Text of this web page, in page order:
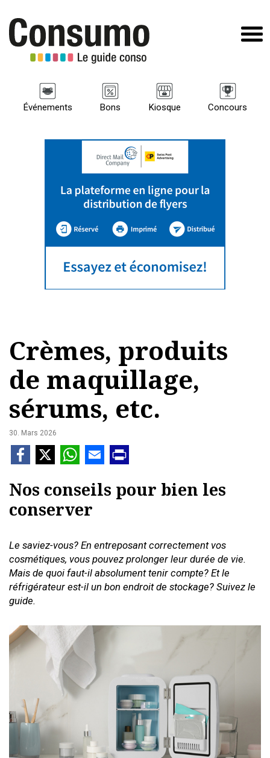
Événements Bons Kiosque Concours
Crèmes, produits
de maquillage,
sérums, etc.
30. Mars 2026
Nos conseils pour bien les
conserver
Le saviez-vous? En entreposant correctement vos
cosmétiques, vous pouvez prolonger leur durée de vie.
Mais de quoi faut-il absolument tenir compte? Et le
réfrigérateur est-il un bon endroit de stockage? Suivez le
guide.